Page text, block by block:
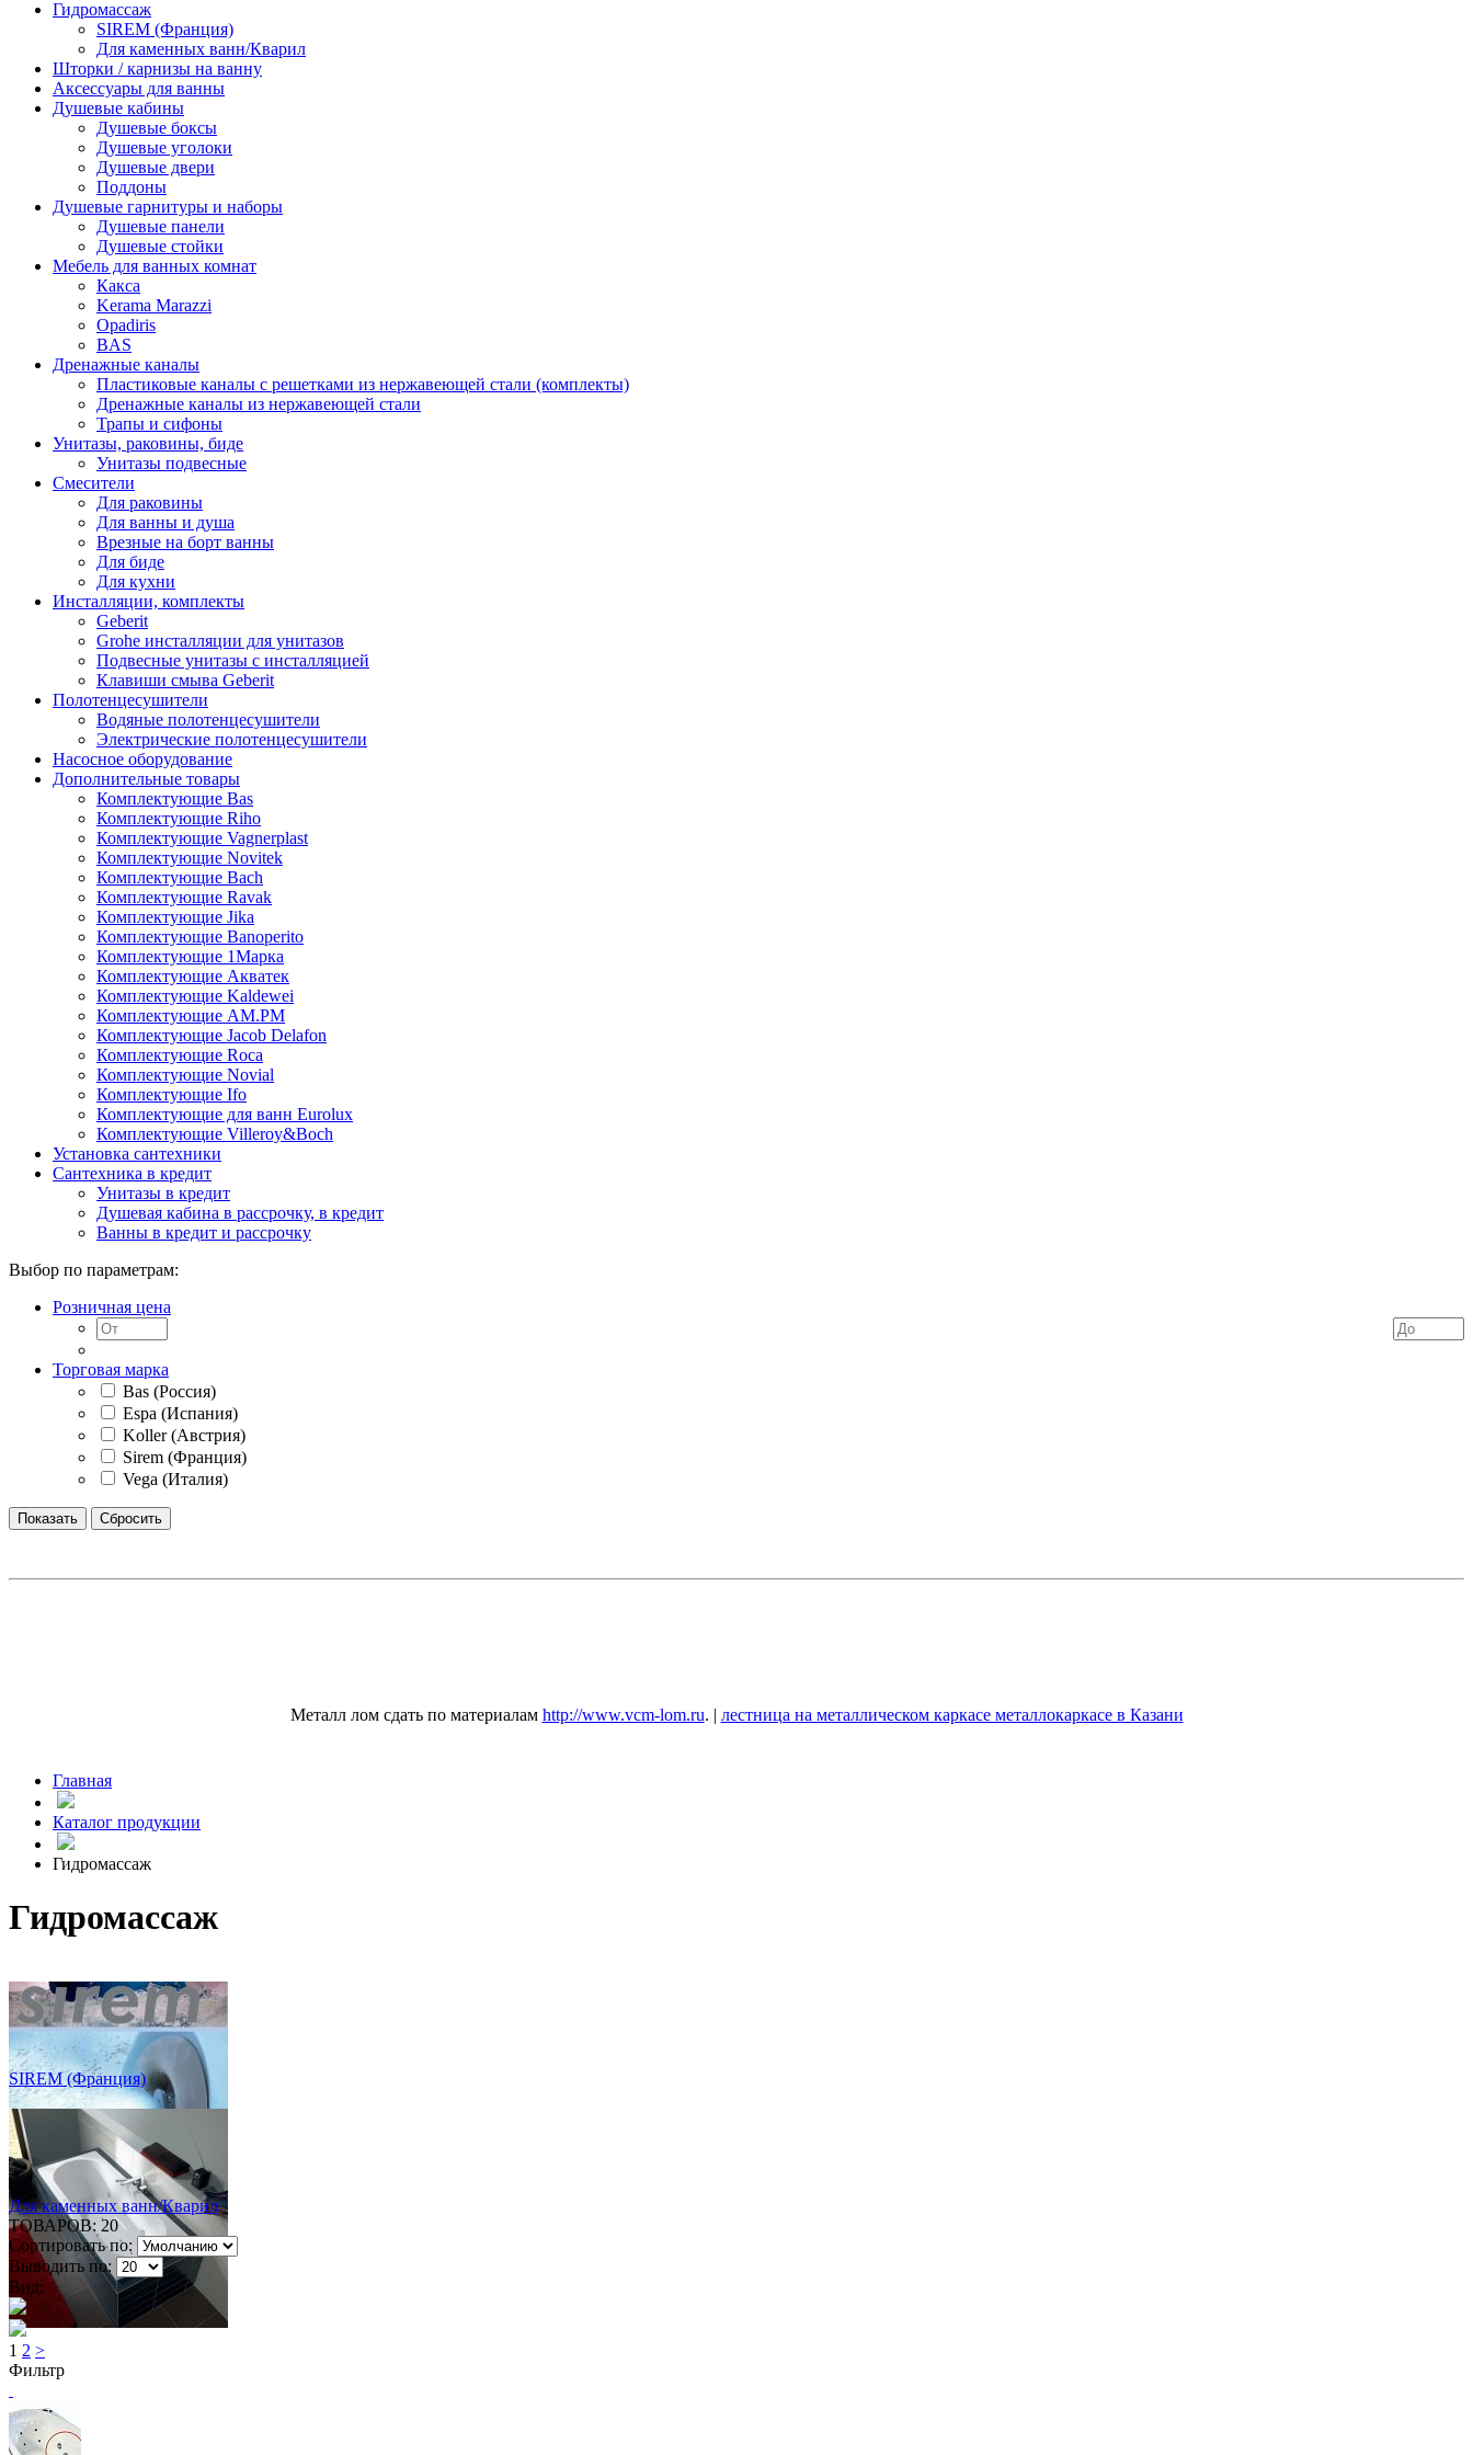
Гидромассаж
SIREM (Франция)
Для каменных ванн/Кварил
Шторки / карнизы на ванну
Аксессуары для ванны
Душевые кабины
Душевые боксы
Душевые уголоки
Душевые двери
Поддоны
Душевые гарнитуры и наборы
Душевые панели
Душевые стойки
Мебель для ванных комнат
Какса
Kerama Marazzi
Opadiris
BAS
Дренажные каналы
Пластиковые каналы с решетками из нержавеющей стали (комплекты)
Дренажные каналы из нержавеющей стали
Трапы и сифоны
Унитазы, раковины, биде
Унитазы подвесные
Смесители
Для раковины
Для ванны и душа
Врезные на борт ванны
Для биде
Для кухни
Инсталляции, комплекты
Geberit
Grohe инсталляции для унитазов
Подвесные унитазы с инсталляцией
Клавиши смыва Geberit
Полотенцесушители
Водяные полотенцесушители
Электрические полотенцесушители
Насосное оборудование
Дополнительные товары
Комплектующие Bas
Комплектующие Riho
Комплектующие Vagnerplast
Комплектующие Novitek
Комплектующие Bach
Комплектующие Ravak
Комплектующие Jika
Комплектующие Banoperito
Комплектующие 1Марка
Комплектующие Акватек
Комплектующие Kaldewei
Комплектующие AM.PM
Комплектующие Jacob Delafon
Комплектующие Roca
Комплектующие Novial
Комплектующие Ifo
Комплектующие для ванн Eurolux
Комплектующие Villeroy&Boch
Установка сантехники
Сантехника в кредит
Унитазы в кредит
Душевая кабина в рассрочку, в кредит
Ванны в кредит и рассрочку
Выбор по параметрам:
Розничная цена
Торговая марка
Bas (Россия)
Espa (Испания)
Koller (Австрия)
Sirem (Франция)
Vega (Италия)
Металл лом сдать по материалам http://www.vcm-lom.ru. | лестница на металлическом каркасе металлокаркасе в Казани
Главная
Каталог продукции
Гидромассаж
Гидромассаж
SIREM (Франция)
Для каменных ванн/Кварил
ТОВАРОВ: 20
Сортировать по:
Выводить по:
Вид:
1 2 >
Фильтр